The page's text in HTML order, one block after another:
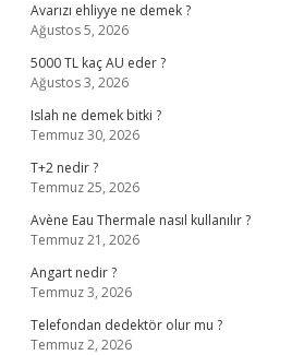
Avarızı ehliyye ne demek ?
Ağustos 5, 2026
5000 TL kaç AU eder ?
Ağustos 3, 2026
Islah ne demek bitki ?
Temmuz 30, 2026
T+2 nedir ?
Temmuz 25, 2026
Avène Eau Thermale nasıl kullanılır ?
Temmuz 21, 2026
Angart nedir ?
Temmuz 3, 2026
Telefondan dedektör olur mu ?
Temmuz 2, 2026